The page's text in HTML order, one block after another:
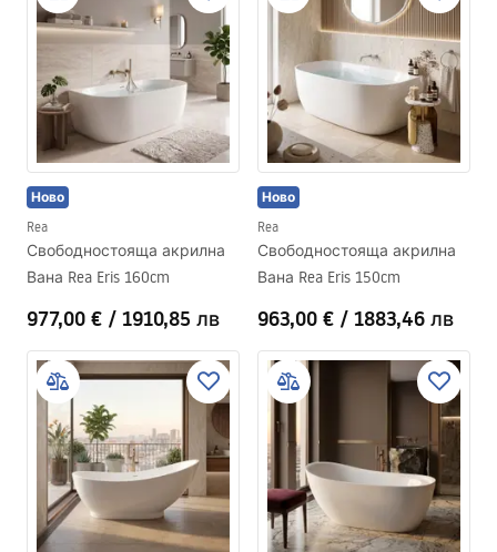
Ново
Rea
Свободностояща акрилна
Вана Rea Eris 160cm
977,00 € / 1910,85 лв
Ново
Rea
Свободностояща акрилна
Вана Rea Eris 150cm
963,00 € / 1883,46 лв